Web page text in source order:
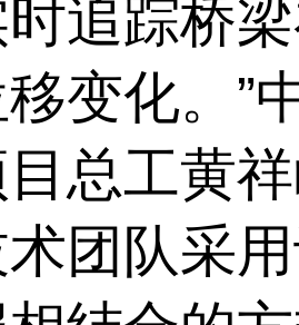
追踪桥
变化。”
总工黄
团队采